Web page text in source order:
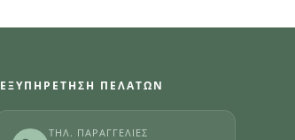
ΕΞΥΠΗΡΈΤΗΣΗ ΠΕΛΑΤΏΝ
ΤΗΛ. ΠΑΡΑΓΓΕΛΊΕΣ